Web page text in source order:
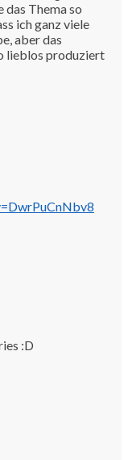
das Thema so
ich ganz viele
aber das
lieblos produziert
:D